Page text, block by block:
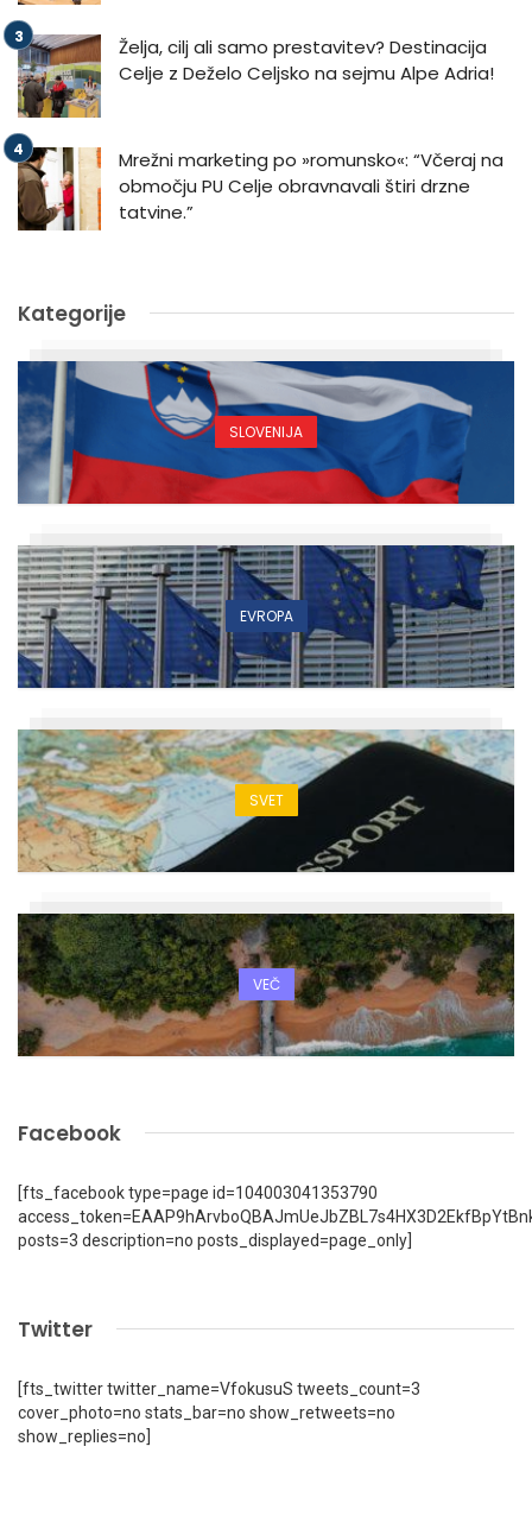
Želja, cilj ali samo prestavitev? Destinacija
Celje z Deželo Celjsko na sejmu Alpe Adria!
Mrežni marketing po »romunsko«: “Včeraj na
območju PU Celje obravnavali štiri drzne
tatvine.”
Kategorije
SLOVENIJA
EVROPA
SVET
VEČ
Facebook
[fts_facebook type=page id=104003041353790
posts=3 description=no posts_displayed=page_only]
Twitter
[fts_twitter twitter_name=VfokusuS tweets_count=3
cover_photo=no stats_bar=no show_retweets=no
show_replies=no]